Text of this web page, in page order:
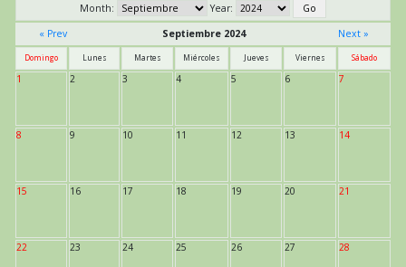
Month:
Year:
« Prev
Septiembre 2024 Next »
Domingo Lunes Martes Miércoles Jueves Viernes Sábado
1 2 3 4 5 6 7
8 9 10 11 12 13 14
15 16 17 18 19 20 21
22 23 24 25 26 27 28